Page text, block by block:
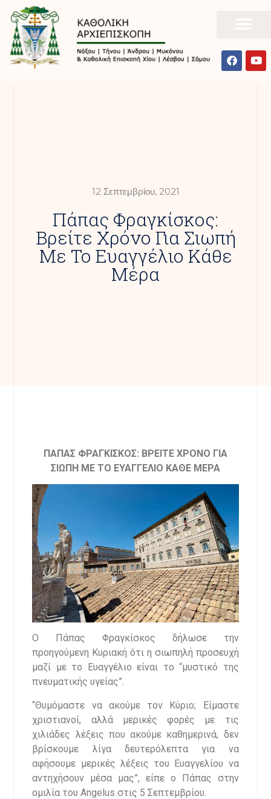
12 Σεπτεμβρίου, 2021
Πάπας Φραγκίσκος:
Βρείτε Χρόνο Για Σιωπή
Με Το Ευαγγέλιο Κάθε
Μέρα
ΠΑΠΑΣ ΦΡΑΓΚΙΣΚΟΣ: ΒΡΕΙΤΕ ΧΡΟΝΟ ΓΙΑ
ΣΙΩΠΗ ΜΕ ΤΟ ΕΥΑΓΓΕΛΙΟ ΚΑΘΕ ΜΕΡΑ
Ο Πάπας Φραγκίσκος δήλωσε την
προηγούμενη Κυριακή ότι η σιωπηλή προσευχή
μαζί με το Ευαγγέλιο είναι το “μυστικό της
πνευματικής υγείας”.
“Θυμόμαστε να ακούμε τον Κύριο; Είμαστε
χριστιανοί, αλλά μερικές φορές με τις
χιλιάδες λέξεις που ακούμε καθημερινά, δεν
βρίσκουμε λίγα δευτερόλεπτα για να
αφήσουμε μερικές λέξεις του Ευαγγελίου να
αντηχήσουν μέσα μας”, είπε ο Πάπας στην
ομιλία του Angelus στις 5 Σεπτεμβρίου.